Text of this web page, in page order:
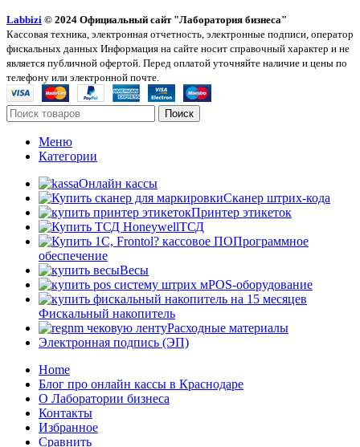
Labbizi © 2024 Официальный сайт "Лаборатория бизнеса"
Кассовая техника, электронная отчетность, электронные подписи, оператор
фискальных данных Информация на сайте носит справочный характер и не
является публичной офертой. Перед оплатой уточняйте наличие и цены по
телефону или электронной почте.
Поиск
Меню
Категории
Онлайн кассы
Сканер штрих-кода
Принтер этикеток
ТСД
Программное
обеспечение
Весы
POS-оборудование
Фискальный накопитель
Расходные материалы
Электронная подпись (ЭП)
Home
Блог про онлайн кассы в Краснодаре
О Лаборатории бизнеса
Контакты
Избранное
Сравнить